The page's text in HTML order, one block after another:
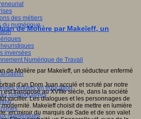
des métiers
du numérique
inversées
Numérique de Travail
virtuels en éducation
collaboratives
numériques
de Molière par Makeïeff, un
d’un Dom Juan acculé et scruté par notre
est transposé au XVIIIe siècle, dans la société
vaciller. Les dialogues et les personnages de
modernité. Makeïeff choisit de mettre en lumière
en miroir du marquis de Sade et de son valet